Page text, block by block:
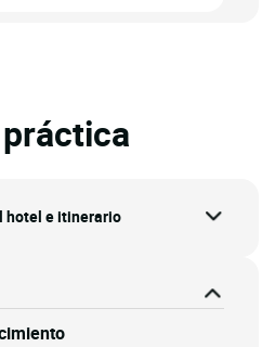
hotel e itinerario